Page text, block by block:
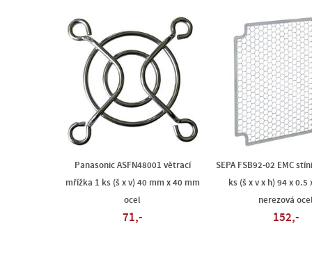
Panasonic ASFN48001 větrací
mřížka 1 ks (š x v) 40 mm x 40 mm
ocel
71,-
SEPA FSB92-02 EMC
ks (š x v x h) 94 x 0.5
nerezová
152,-